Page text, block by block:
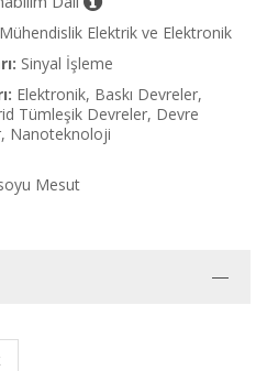
Mühendislik Elektrik ve Elektronik
Sinyal İşleme
Elektronik, Baskı Devreler,
Tümleşik Devreler, Devre
Nanoteknoloji
Mesut